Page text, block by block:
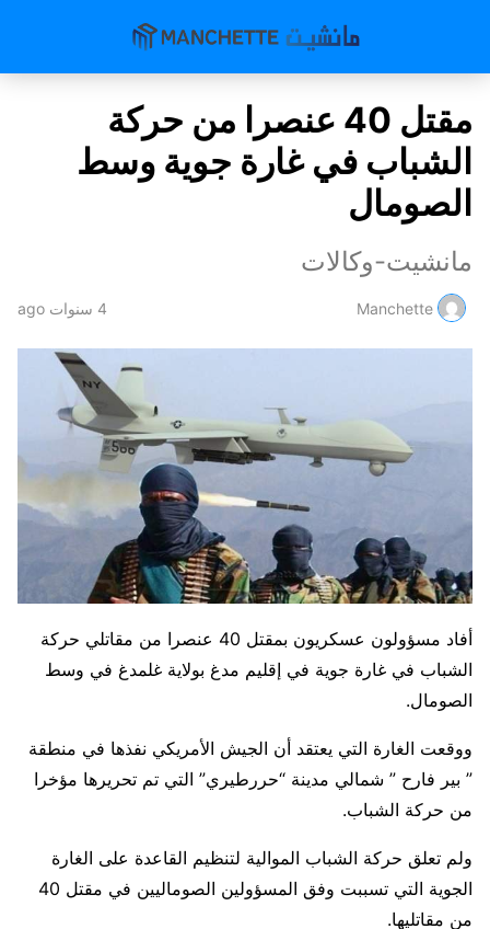
مقتل 40 عنصرا من حركة
الشباب في غارة جوية وسط
الصومال
مانشيت-وكالات
Manchette 4 سنوات ago
أفاد مسؤولون عسكريون بمقتل 40 عنصرا من مقاتلي حركة
الشباب في غارة جوية في إقليم مدغ بولاية غلمدغ في وسط
الصومال.
ووقعت الغارة التي يعتقد أن الجيش الأمريكي نفذها في منطقة
” بير فارح ” شمالي مدينة “حررطيري” التي تم تحريرها مؤخرا
من حركة الشباب.
ولم تعلق حركة الشباب الموالية لتنظيم القاعدة على الغارة
الجوية التي تسببت وفق المسؤولين الصوماليين في مقتل 40
من مقاتليها.